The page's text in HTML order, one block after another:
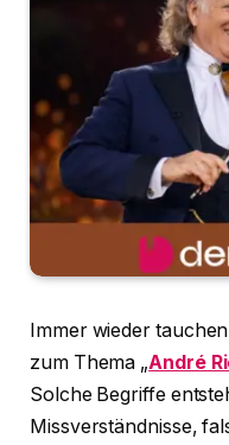
Immer wieder
zum Thema „André
Solche Begriffe
Missverständnisse,